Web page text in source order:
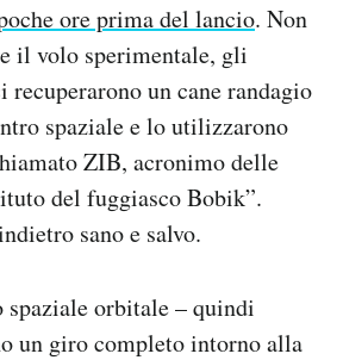
ore prima del lancio. Non
il volo sperimentale, gli
un cane randagio
spaziale e lo utilizzarono
ZIB, acronimo delle
del fuggiasco Bobik”.
sano e salvo.
orbitale – quindi
un giro completo intorno alla